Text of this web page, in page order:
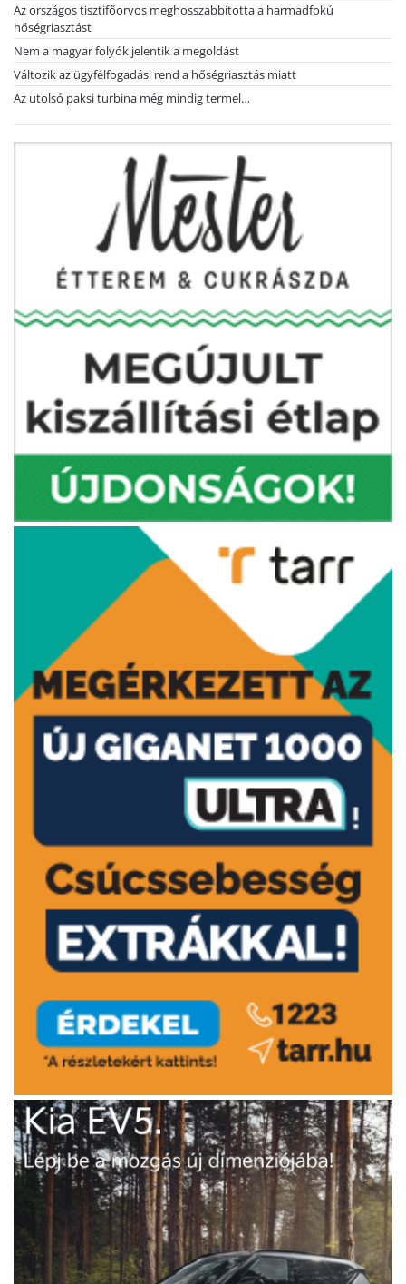
Az országos tisztifőorvos meghosszabbította a harmadfokú
hőségriasztást
Nem a magyar folyók jelentik a megoldást
Változik az ügyfélfogadási rend a hőségriasztás miatt
Az utolsó paksi turbina még mindig termel…